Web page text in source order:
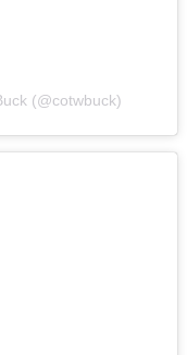
(@cotwbuck)